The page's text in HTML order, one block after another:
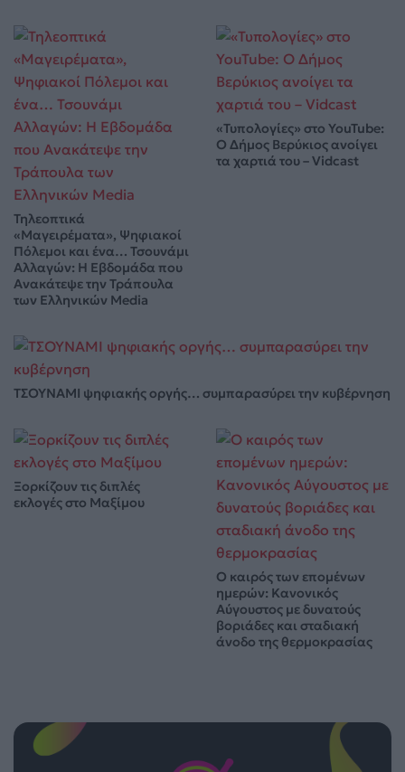
Τηλεοπτικά
«Μαγειρέματα», Ψηφιακοί
Πόλεμοι και ένα… Τσουνάμι
Αλλαγών: Η Εβδομάδα που
Ανακάτεψε την Τράπουλα
των Ελληνικών Media
«Τυπολογίες» στο YouTube:
Ο Δήμος Βερύκιος ανοίγει
τα χαρτιά του – Vidcast
ΤΣΟΥΝΑΜΙ ψηφιακής οργής… συμπαρασύρει την κυβέρνηση
Ξορκίζουν τις διπλές
εκλογές στο Μαξίμου
Ο καιρός των επομένων
ημερών: Κανονικός
Αύγουστος με δυνατούς
βοριάδες και σταδιακή
άνοδο της θερμοκρασίας